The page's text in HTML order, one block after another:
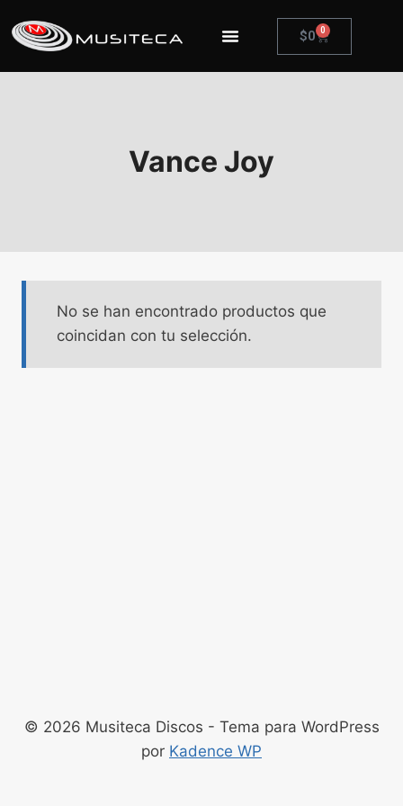
$0 0
Vance Joy
No se han encontrado productos que
coincidan con tu selección.
© 2026 Musiteca Discos - Tema para WordPress
por Kadence WP